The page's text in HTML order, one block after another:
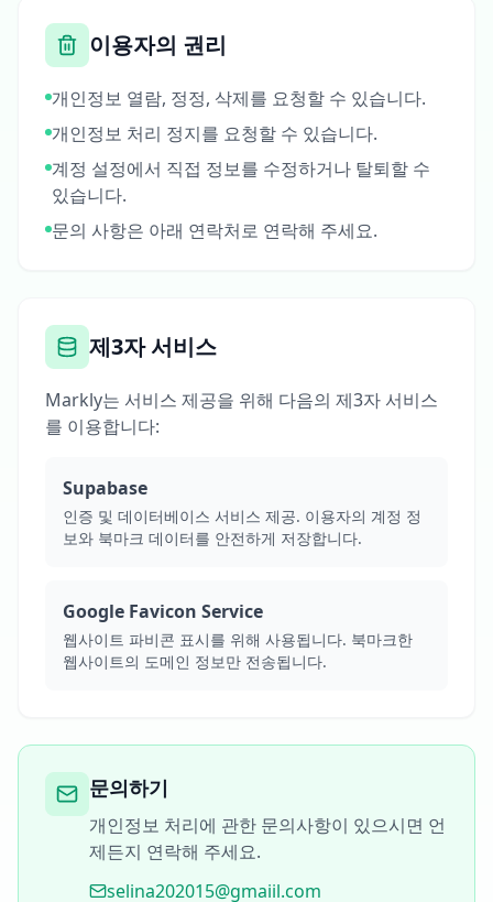
이용자의 권리
개인정보 열람, 정정, 삭제를 요청할 수 있습니다.
개인정보 처리 정지를 요청할 수 있습니다.
계정 설정에서 직접 정보를 수정하거나 탈퇴할 수
있습니다.
문의 사항은 아래 연락처로 연락해 주세요.
제3자 서비스
Markly는 서비스 제공을 위해 다음의 제3자 서비스
를 이용합니다:
Supabase
인증 및 데이터베이스 서비스 제공. 이용자의 계정 정
보와 북마크 데이터를 안전하게 저장합니다.
Google Favicon Service
웹사이트 파비콘 표시를 위해 사용됩니다. 북마크한
웹사이트의 도메인 정보만 전송됩니다.
문의하기
개인정보 처리에 관한 문의사항이 있으시면 언
제든지 연락해 주세요.
selina202015@gmaiil.com